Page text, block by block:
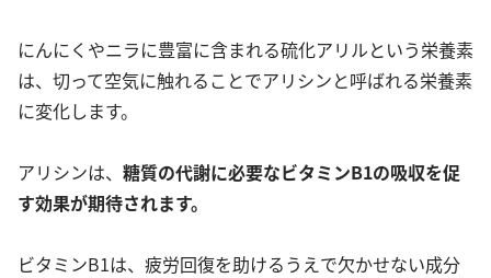
にんにくやニラに豊富に含まれる硫化アリルという栄養素
は、切って空気に触れることでアリシンと呼ばれる栄養素
に変化します。
アリシンは、 糖質の代謝に必要なビタミンB1の吸収を促
す効果が期待されます。
ビタミンB1は、疲労回復を助けるうえで欠かせない成分